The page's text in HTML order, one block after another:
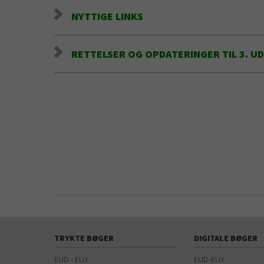
NYTTIGE LINKS
RETTELSER OG OPDATERINGER TIL 3.
TRYKTE BØGER
EUD - EUX
DIGITALE BØGER
EUD-EUX